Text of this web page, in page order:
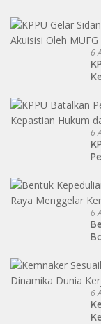
6
6
6
6